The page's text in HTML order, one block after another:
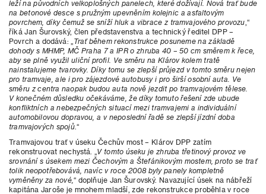
leží na původních velkoplošných panelech, které dožívají. Nová trať bude
na betonové desce s pružným upevněním kolejnic a asfaltovým
povrchem, díky čemuž se sníží hluk a vibrace z tramvajového provozu ,“
říká Jan Šurovský, člen představenstva a technický ředitel DPP –
Povrch a dodává: „
Trať během rekonstrukce posuneme na základě
dohody s MHMP, MČ Praha 7 a IPR o zhruba 40 – 50 cm směrem k řece,
aby se plně využil uliční profil. Ve směru na Klárov kolem tratě
nainstalujeme tvarovky. Díky tomu se zlepší průjezd v tomto směru nejen
pro tramvaje, ale i pro zájezdové autobusy i pro širší osobní auta. Ve
směru z centra naopak budou auta nově jezdit po tramvajovém tělese.
V konečném důsledku očekáváme, že díky tomuto řešení zde ubude
konfliktních a nebezpečných situací mezi tramvajemi a individuální
automobilovou dopravou, a v neposlední řadě se zlepší jízdní doba
tramvajových spojů.“
Tramvajovou trať v úseku Čechův most – Klárov DPP zatím
rekonstruovat nechystá. „ V tomto úseku je zhruba třetinový provoz ve
srovnání s úsekem mezi Čechovým a Štefánikovým mostem, proto se trať
tolik neopotřebovává, navíc v roce 2008 byly panely kompletně
vyměněny za nové, “ doplňuje Jan Šurovský. Navazující úsek na nábřeží
kapitána Jaroše je mnohem mladší, zde rekonstrukce proběhla v roce